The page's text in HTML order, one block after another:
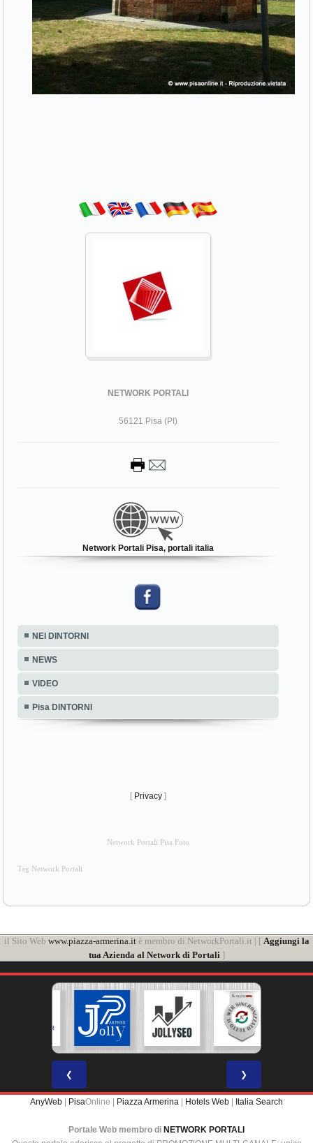
NETWORK PORTALI
56121 Pisa (PI)
Network Portali Pisa, portali italia
NEI DINTORNI
NEWS
VIDEO
Pisa DINTORNI
[ Privacy ]
Network Portali Pisa Foto
Tag Network Portali
il Sito Web www.piazza-armerina.itè membro di NetworkPortali.it | [ Aggiungi la
tua Azienda al Network di Portali]
❮ ❯
AnyWeb PisaOnline | Piazza Armerina Hotels Web Italia Search
Portale Web membro di NETWORK PORTALI